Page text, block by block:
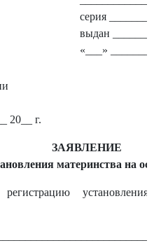
серия
выдан
«___»
20__ г.
ЗАЯВЛЕНИЕ
материнства на